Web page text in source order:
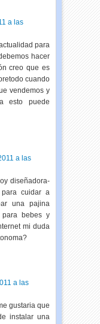
a las
para
hacer
creo que es
cuando
vendemos y
esto puede
a las
diseñadora-
para cuidar a
una pajina
para bebes y
mi duda
a las
gustaria que
instalar una